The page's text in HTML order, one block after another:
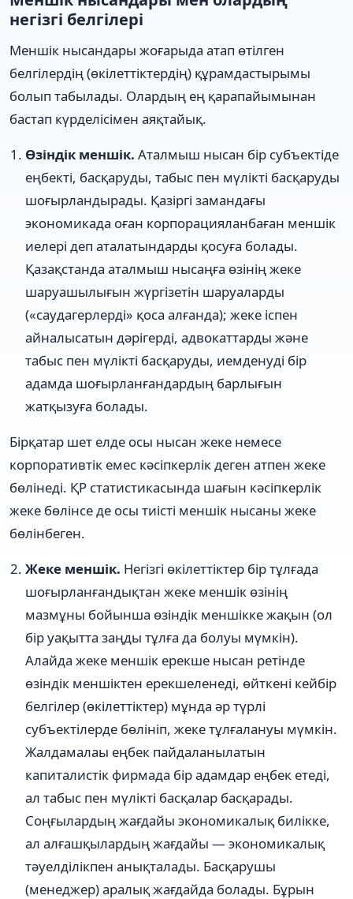
негізгі белгілері
Меншік нысандары жоғарыда атап өтілген
белгілердің (өкілеттіктердің) құрамдастырымы
болып табылады. Олардың ең қарапайымынан
бастап күрделісімен аяқтайық.
Өзіндік меншік. Аталмыш нысан бір субъектіде
еңбекті, басқаруды, табыс пен мүлікті басқаруды
шоғырландырады. Қазіргі замандағы
экономикада оған корпорацияланбаған меншік
иелері деп аталатындарды қосуға болады.
Қазақстанда аталмыш нысаңға өзінің жеке
шаруашылығын жүргізетін шаруаларды
(«саудагерлерді» қоса алғанда); жеке іспен
айналысатын дәрігерді, адвокаттарды және
табыс пен мүлікті басқаруды, иемденуді бір
адамда шоғырланғандардың барлығын
жатқызуға болады.
Бірқатар шет елде осы нысан жеке немесе
корпоративтік емес кәсіпкерлік деген атпен жеке
бөлінеді. ҚР статистикасында шағын кәсіпкерлік
жеке бөлінсе де осы тиісті меншік нысаны жеке
бөлінбеген.
Жеке меншік. Негізгі өкілеттіктер бір тұлғада
шоғырланғандықтан жеке меншік өзінің
мазмұны бойынша өзіндік меншікке жақын (ол
бір уақытта заңды тұлға да болуы мүмкін).
Алайда жеке меншік ерекше нысан ретінде
өзіндік меншіктен ерекшеленеді, өйткені кейбір
белгілер (өкілеттіктер) мұнда әр түрлі
субъектілерде бөлініп, жеке тұлғалануы мүмкін.
Жалдамалаы еңбек пайдаланылатын
капиталистік фирмада бір адамдар еңбек етеді,
ал табыс пен мүлікті басқалар басқарады.
Соңғылардың жағдайы экономикалық билікке,
ал алғашқылардың жағдайы — экономикалық
тәуелділікпен анықталады. Басқарушы
(менеджер) аралық жағдайда болады. Бұрын